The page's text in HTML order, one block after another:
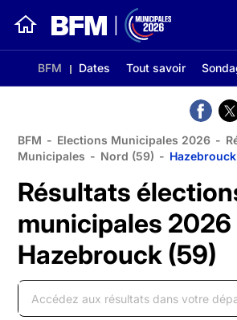
BFM Dates Tout savoir
BFM - Elections Municipales 2026 -
Municipales - Nord (59) - Hazebrouck
Résultats
municipales 2026
Hazebrouck (59)